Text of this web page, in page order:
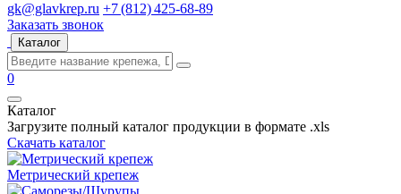
gk@glavkrep.ru +7 (812) 425-68-89
Заказать звонок
Каталог
0
Каталог
Загрузите полный каталог продукции в формате .xls
Скачать каталог
Метрический крепеж